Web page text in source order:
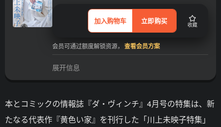
加入购物车 立即购买 收藏
会员可通过额度解锁资源， 查看会员方案
展开信息
本とコミックの情報誌『ダ・ヴィンチ』4月号の特集は、新
たなる代表作『黄色い家』を刊行した「川上未映子特集」